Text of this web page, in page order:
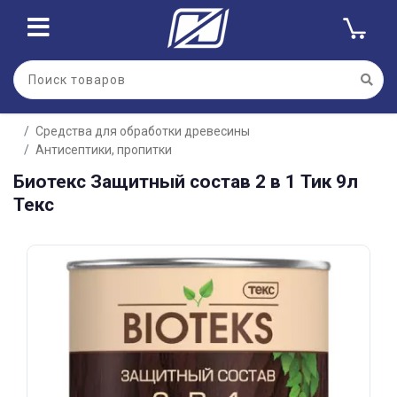
Средства для обработки древесины
Антисептики, пропитки
Биотекс Защитный состав 2 в 1 Тик 9л
Текс
Для клиентов всех банков
Разбейте
оплатуна части
без переплат
График платежей